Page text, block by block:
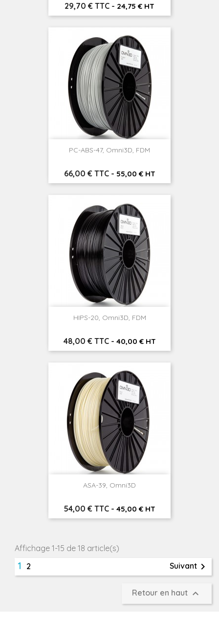
Prix
29,70 € TTC - 24,75 € HT
PC-ABS-47, Omni3D, FDM
Prix
66,00 € TTC - 55,00 € HT
HIPS-20, Omni3D, FDM
Prix
48,00 € TTC - 40,00 € HT
ASA-39, Omni3D
Prix
54,00 € TTC - 45,00 € HT
Affichage 1-15 de 18 article(s)
1 2 Suivant 
Retour en haut 